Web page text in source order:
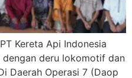
Kereta Api Indonesia
deru lokomotif dan
Daerah Operasi 7 (Daop